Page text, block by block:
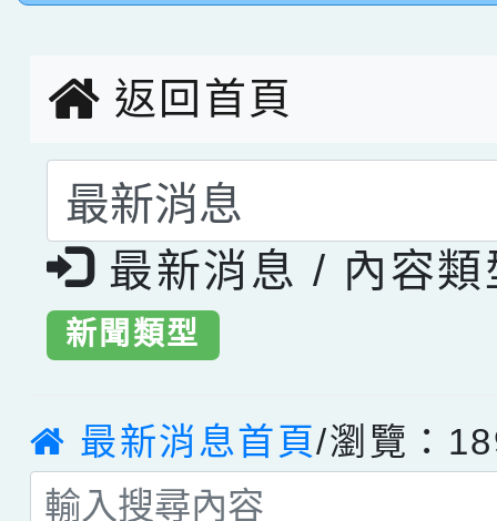
返回首頁
選擇後頁面內容會更
最新消息 / 內容類
新聞類型
最新消息首頁/瀏覽：